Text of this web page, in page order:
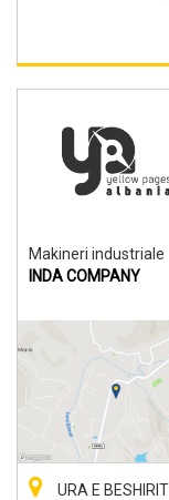
Makineri industriale
INDA COMPANY
URA E